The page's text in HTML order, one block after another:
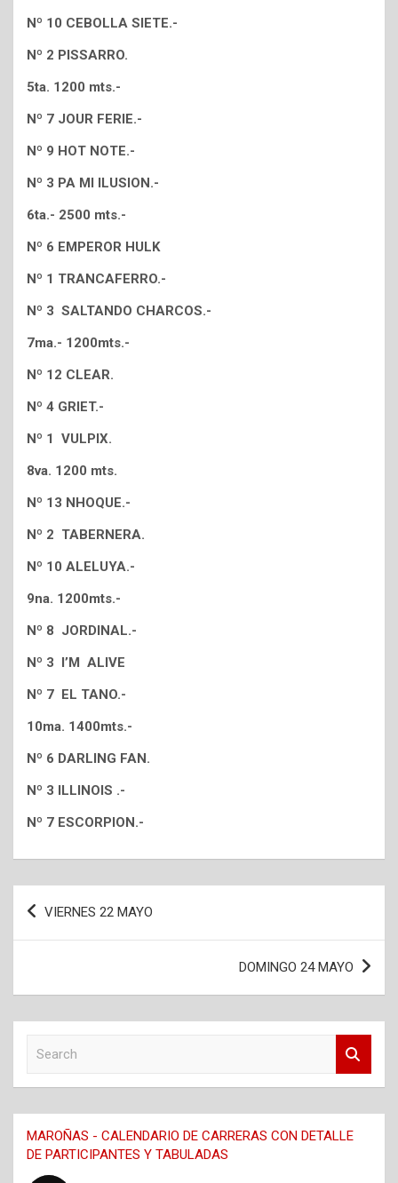
Nº 10 CEBOLLA SIETE.-
Nº 2 PISSARRO.
5ta. 1200 mts.-
Nº 7 JOUR FERIE.-
Nº 9 HOT NOTE.-
Nº 3 PA MI ILUSION.-
6ta.- 2500 mts.-
Nº 6 EMPEROR HULK
Nº 1 TRANCAFERRO.-
Nº 3 SALTANDO CHARCOS.-
7ma.- 1200mts.-
Nº 12 CLEAR.
Nº 4 GRIET.-
Nº 1 VULPIX.
8va. 1200 mts.
Nº 13 NHOQUE.-
Nº 2 TABERNERA.
Nº 10 ALELUYA.-
9na. 1200mts.-
Nº 8 JORDINAL.-
Nº 3 I’M ALIVE
Nº 7 EL TANO.-
10ma. 1400mts.-
Nº 6 DARLING FAN.
Nº 3 ILLINOIS .-
Nº 7 ESCORPION.-
Navegación
VIERNES 22 MAYO
DOMINGO 24 MAYO
c
h
MAROÑAS - CALENDARIO DE CARRERAS CON DETALLE
DE PARTICIPANTES Y TABULADAS